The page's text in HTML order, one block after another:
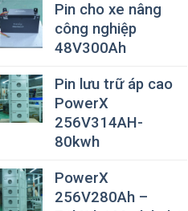
Pin cho xe nâng
công nghiệp
48V300Ah
Pin lưu trữ áp cao
PowerX
256V314AH-
80kwh
PowerX
256V280Ah –